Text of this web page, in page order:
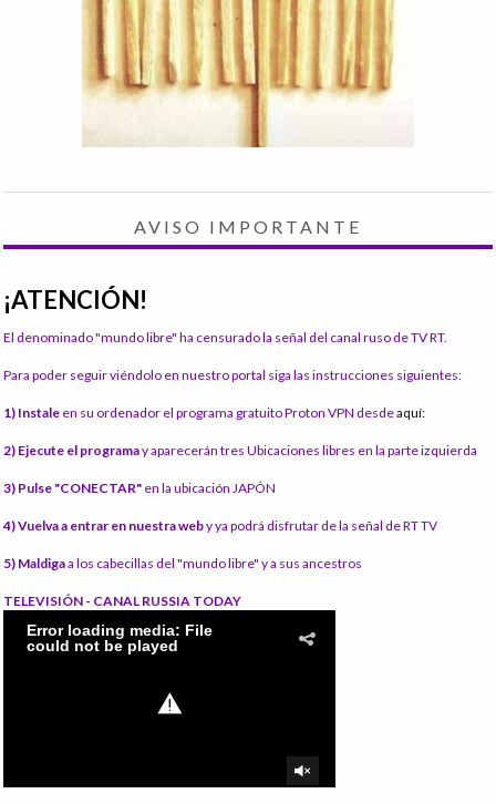
AVISO IMPORTANTE
¡ATENCIÓN!
El denominado "mundo libre" ha censurado la señal del canal ruso de TV RT.
Para poder seguir viéndolo en nuestro portal siga las instrucciones siguientes:
1) Instale en su ordenador el programa gratuito Proton VPN desdeaquí:
2) Ejecute el programay aparecerán tres Ubicaciones libres en la parte izquierda
3) Pulse "CONECTAR" en la ubicación JAPÓN
4) Vuelva a entrar en nuestra weby ya podrá disfrutar de la señal de RT TV
5) Maldigaa los cabecillas del "mundo libre" y a sus ancestros
TELEVISIÓN - CANAL RUSSIA TODAY